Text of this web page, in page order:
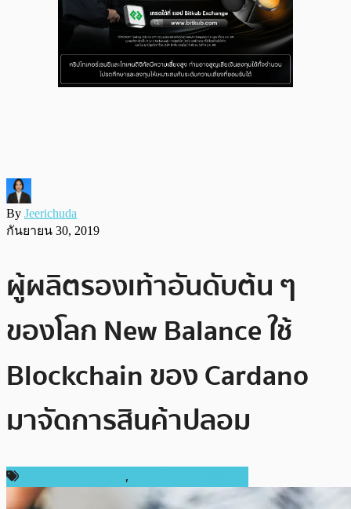
By Jeerichuda
กันยายน 30, 2019
ผู้ผลิตรองเท้าอันดับต้น ๆ
ของโลก New Balance ใช้
Blockchain ของ Cardano
มาจัดการสินค้าปลอม
,